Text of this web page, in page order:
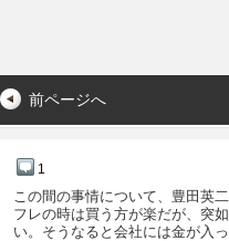
前ページへ
1
この間の事情について、豊田英
フレの時は買う方が楽だが、突
い。そうなると会社には金が入